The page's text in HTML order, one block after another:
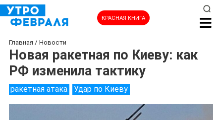
КРАСНАЯ КНИГА
Главная / Новости
Новая ракетная по Киеву: как
РФ изменила тактику
ракетная атака Удар по Киеву